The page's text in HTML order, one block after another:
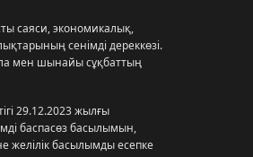
саяси, экономикалық,
сенімді дереккөзі.
мен шынайы сұқбаттың
29.12.2023 жылғы
баспасөз басылымын,
желілік басылымды есепке